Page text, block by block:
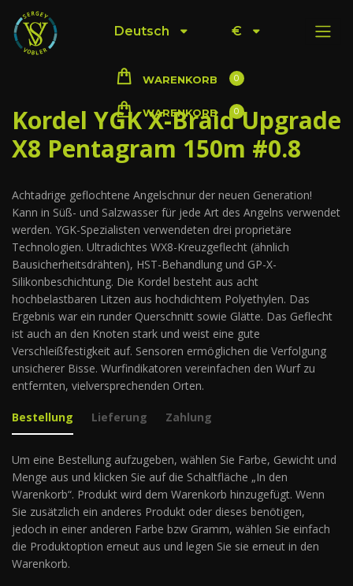
Deutsch €
WARENKORB 0
WARENKORB 0
Kordel YGK X-Braid Upgrade
X8 Pentagram 150m #0.8
Achtadrige geflochtene Angelschnur der neuen Generation!
Kann in Süß- und Salzwasser für jede Art des Angelns verwendet
werden. YGK-Spezialisten verwendeten drei proprietäre
Technologien. Ultradichtes WX8-Kreuzgeflecht (ähnlich
Bausicherheitsdrähten), HST-Behandlung und GP-X-
Silikonbeschichtung. Die Kordel besteht aus acht
hochbelastbaren Litzen aus hochdichtem Polyethylen. Das
Ergebnis war ein runder Querschnitt sowie Glätte. Das Geflecht
ist auch an den Knoten stark und weist eine gute
Verschleißfestigkeit auf. Sensoren ermöglichen die Verfolgung
unsicherer Bisse. Wurfindikatoren vereinfachen den Wurf zu
entfernten, vielversprechenden Orten.
Bestellung Lieferung Zahlung
Um eine Bestellung aufzugeben, wählen Sie Farbe, Gewicht und
Menge aus und klicken Sie auf die Schaltfläche „In den
Warenkorb“. Produkt wird dem Warenkorb hinzugefügt. Wenn
Sie zusätzlich ein anderes Produkt oder dieses benötigen,
jedoch in einer anderen Farbe bzw Gramm, wählen Sie einfach
die Produktoption erneut aus und legen Sie sie erneut in den
Warenkorb.